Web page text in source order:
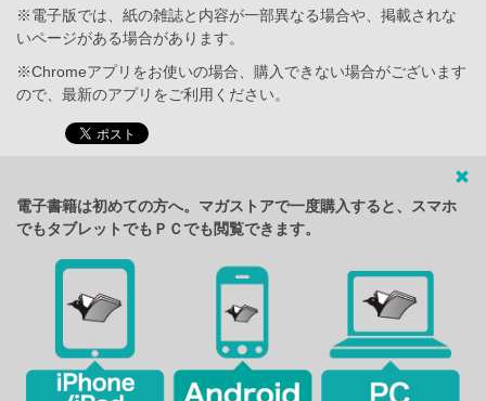
※電子版では、紙の雑誌と内容が一部異なる場合や、掲載されな
いページがある場合があります。
※Chromeアプリをお使いの場合、購入できない場合がございます
ので、最新のアプリをご利用ください。
電子書籍は初めての方へ。マガストアで一度購入すると、スマホ
でもタブレットでもＰＣでも閲覧できます。